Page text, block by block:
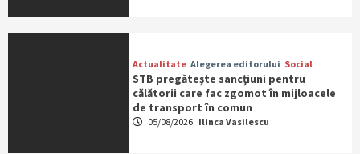
Actualitate Alegerea editorului Social
STB pregătește sancțiuni pentru
călătorii care fac zgomot în mijloacele
de transport în comun
05/08/2026 Ilinca Vasilescu